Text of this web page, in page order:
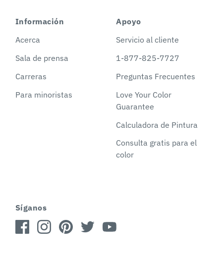
Información
Acerca
Sala de prensa
Carreras
Para minoristas
Apoyo
Servicio al cliente
1-877-825-7727
Preguntas Frecuentes
Love Your Color
Guarantee
Calculadora de Pintura
Consulta gratis para el
color
Síganos